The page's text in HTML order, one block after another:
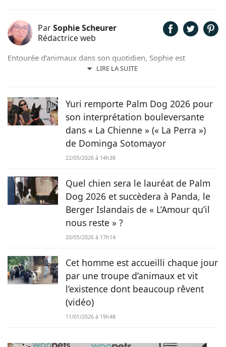
ParSophie Scheurer
Rédactrice web
LIRE LA SUITE
Entourée d’animaux dans son quotidien, Sophie est
également passionnée de mots. Son amour pour les
précaire. Maya la croisée Labrador-Border Collie a été
retrouvée errante par la SPA et Hatchi, le chien Arbi, a été
sauvé de Tunisie. À ses yeux, ses 2 chiens, son chat et ses
lapins font partie intégrante de sa vie et de sa famille ! C’est
donc sans hésiter qu’elle a décidé de mettre sa plume au
service de Chien.fr.
Yuri remporte Palm Dog 2026 pour
son interprétation bouleversante
dans « La Chienne » (« La Perra »)
de Dominga Sotomayor
22/05/2026 à 14h38
Quel chien sera le lauréat de Palm
Dog 2026 et succèdera à Panda, le
Berger Islandais de « L’Amour qu’il
nous reste » ?
20/05/2026 à 17h14
Cet homme est accueilli chaque jour
par une troupe d’animaux et vit
l’existence dont beaucoup rêvent
(vidéo)
11/01/2026 à 19h48